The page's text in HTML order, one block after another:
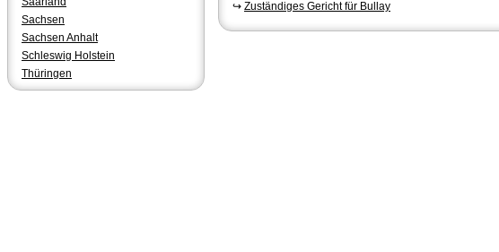
Sachsen
Sachsen Anhalt
Schleswig Holstein
Thüringen
↪ Zuständiges Gericht für Bullay